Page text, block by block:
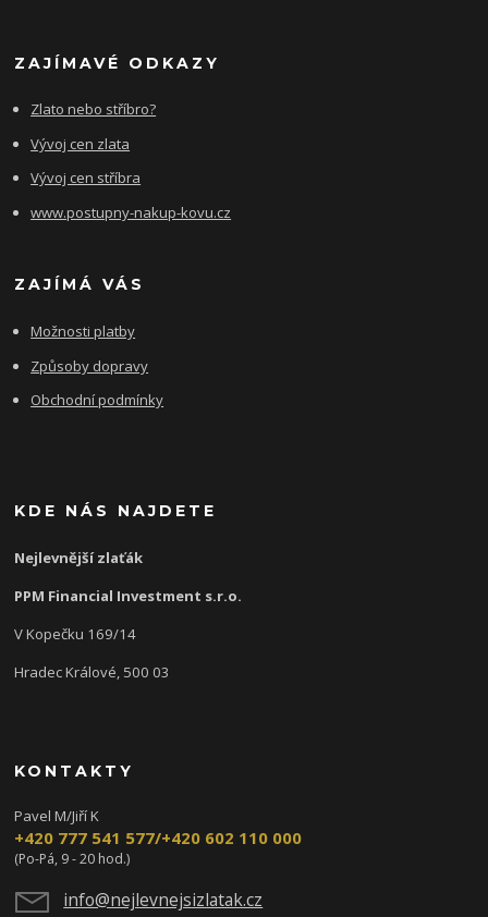
ZAJÍMAVÉ ODKAZY
Zlato nebo stříbro?
Vývoj cen zlata
Vývoj cen stříbra
www.postupny-nakup-kovu.cz
ZAJÍMÁ VÁS
Možnosti platby
Způsoby dopravy
Obchodní podmínky
KDE NÁS NAJDETE
Nejlevnější zlaťák
PPM Financial Investment s.r.o.
V Kopečku 169/14
Hradec Králové, 500 03
KONTAKTY
Pavel M/Jiří K
+420 777 541 577/+420 602 110 000
(Po-Pá, 9 - 20 hod.)
info@nejlevnejsizlatak.cz